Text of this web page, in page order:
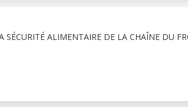
ALIMENTAIRE DE LA CHAÎNE DU